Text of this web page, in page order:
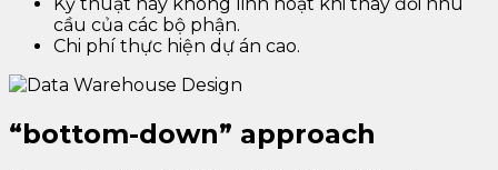
cầu của các bộ phận.
Chi phí thực hiện dự án cao.
“bottom-down” approach